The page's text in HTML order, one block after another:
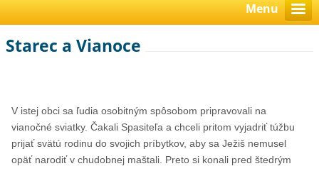
Menu
Starec a Vianoce
V istej obci sa ľudia osobitným spôsobom pripravovali na
vianočné sviatky. Čakali Spasiteľa a chceli pritom vyjadriť túžbu
prijať svätú rodinu do svojich príbytkov, aby sa Ježiš nemusel
opäť narodiť v chudobnej maštali. Preto si konali pred štedrým